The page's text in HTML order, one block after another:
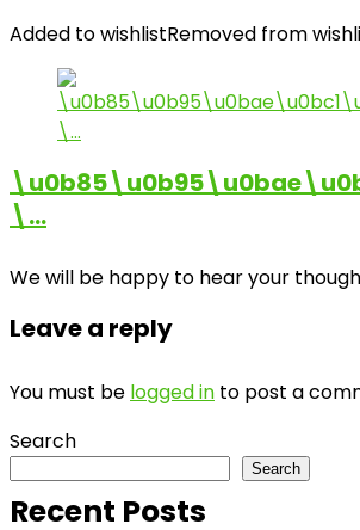
Added to wishlistRemoved from
\…
We will be happy to hear your
Leave a reply
You must be logged in to post a
Search
Search
Recent Posts